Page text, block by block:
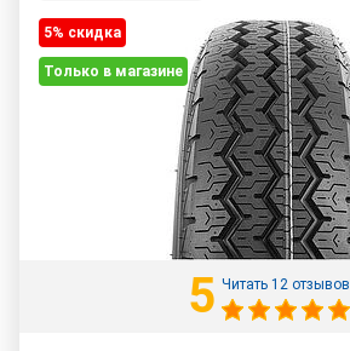
5% cкидка
Только в магазине
5 Читать 12 отзывов